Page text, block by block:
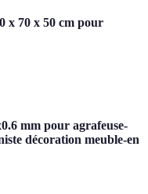
x 70 x 50 cm pour
mm pour agrafeuse-
décoration meuble-en